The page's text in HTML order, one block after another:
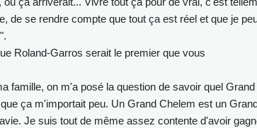
de se rendre compte que tout ça est réel et que je
Roland-Garros serait le premier que vous
famille, on m'a posé la question de savoir quel Grand
ça m'importait peu. Un Grand Chelem est un
Je suis tout de même assez contente d'avoir